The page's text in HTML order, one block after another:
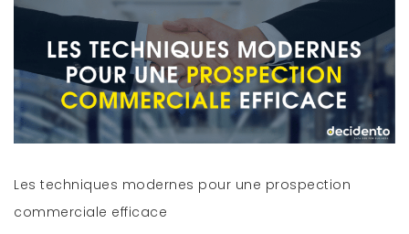
Les techniques modernes pour une prospection
commerciale efficace